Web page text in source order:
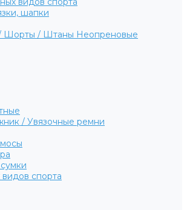
шапки
Шорты / Штаны Неопреновые
/ Увязочные ремни
спорта